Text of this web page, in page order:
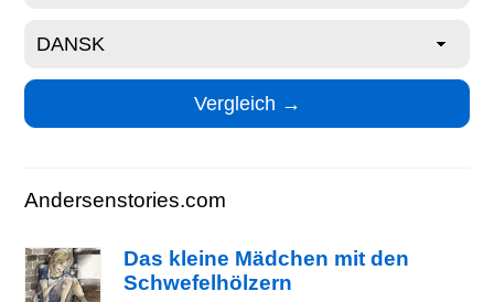
Andersenstories.com
Das kleine Mädchen mit den
Schwefelhölzern